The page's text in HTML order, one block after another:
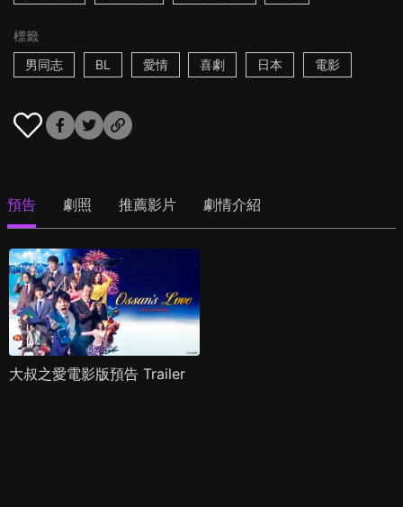
標籤
男同志
BL 愛情 喜劇 日本 電影
預告 劇照 推薦影片 劇情介紹
大叔之愛電影版預告 Trailer